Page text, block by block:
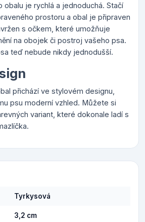
obalu je rychlá a jednoduchá. Stačí
prostoru a obal je připraven
s očkem, které umožňuje
na obojek či postroj vašeho psa.
teď nebude nikdy jednodušší.
přichází ve stylovém designu,
psu moderní vzhled. Můžete si
variant, které dokonale ladí s
Tyrkysová
3,2 cm